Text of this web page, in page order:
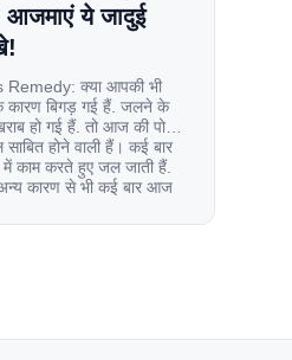
आजमाएं ये जादुई
क्या आपकी भी
बिगड़ गई हैं. जलने के
हो गई हैं. तो आज की पोस्ट
होने वाली हैं। कई बार
में काम करते हुए जल जाती हैं.
अन्य कारण से भी कई बार आज